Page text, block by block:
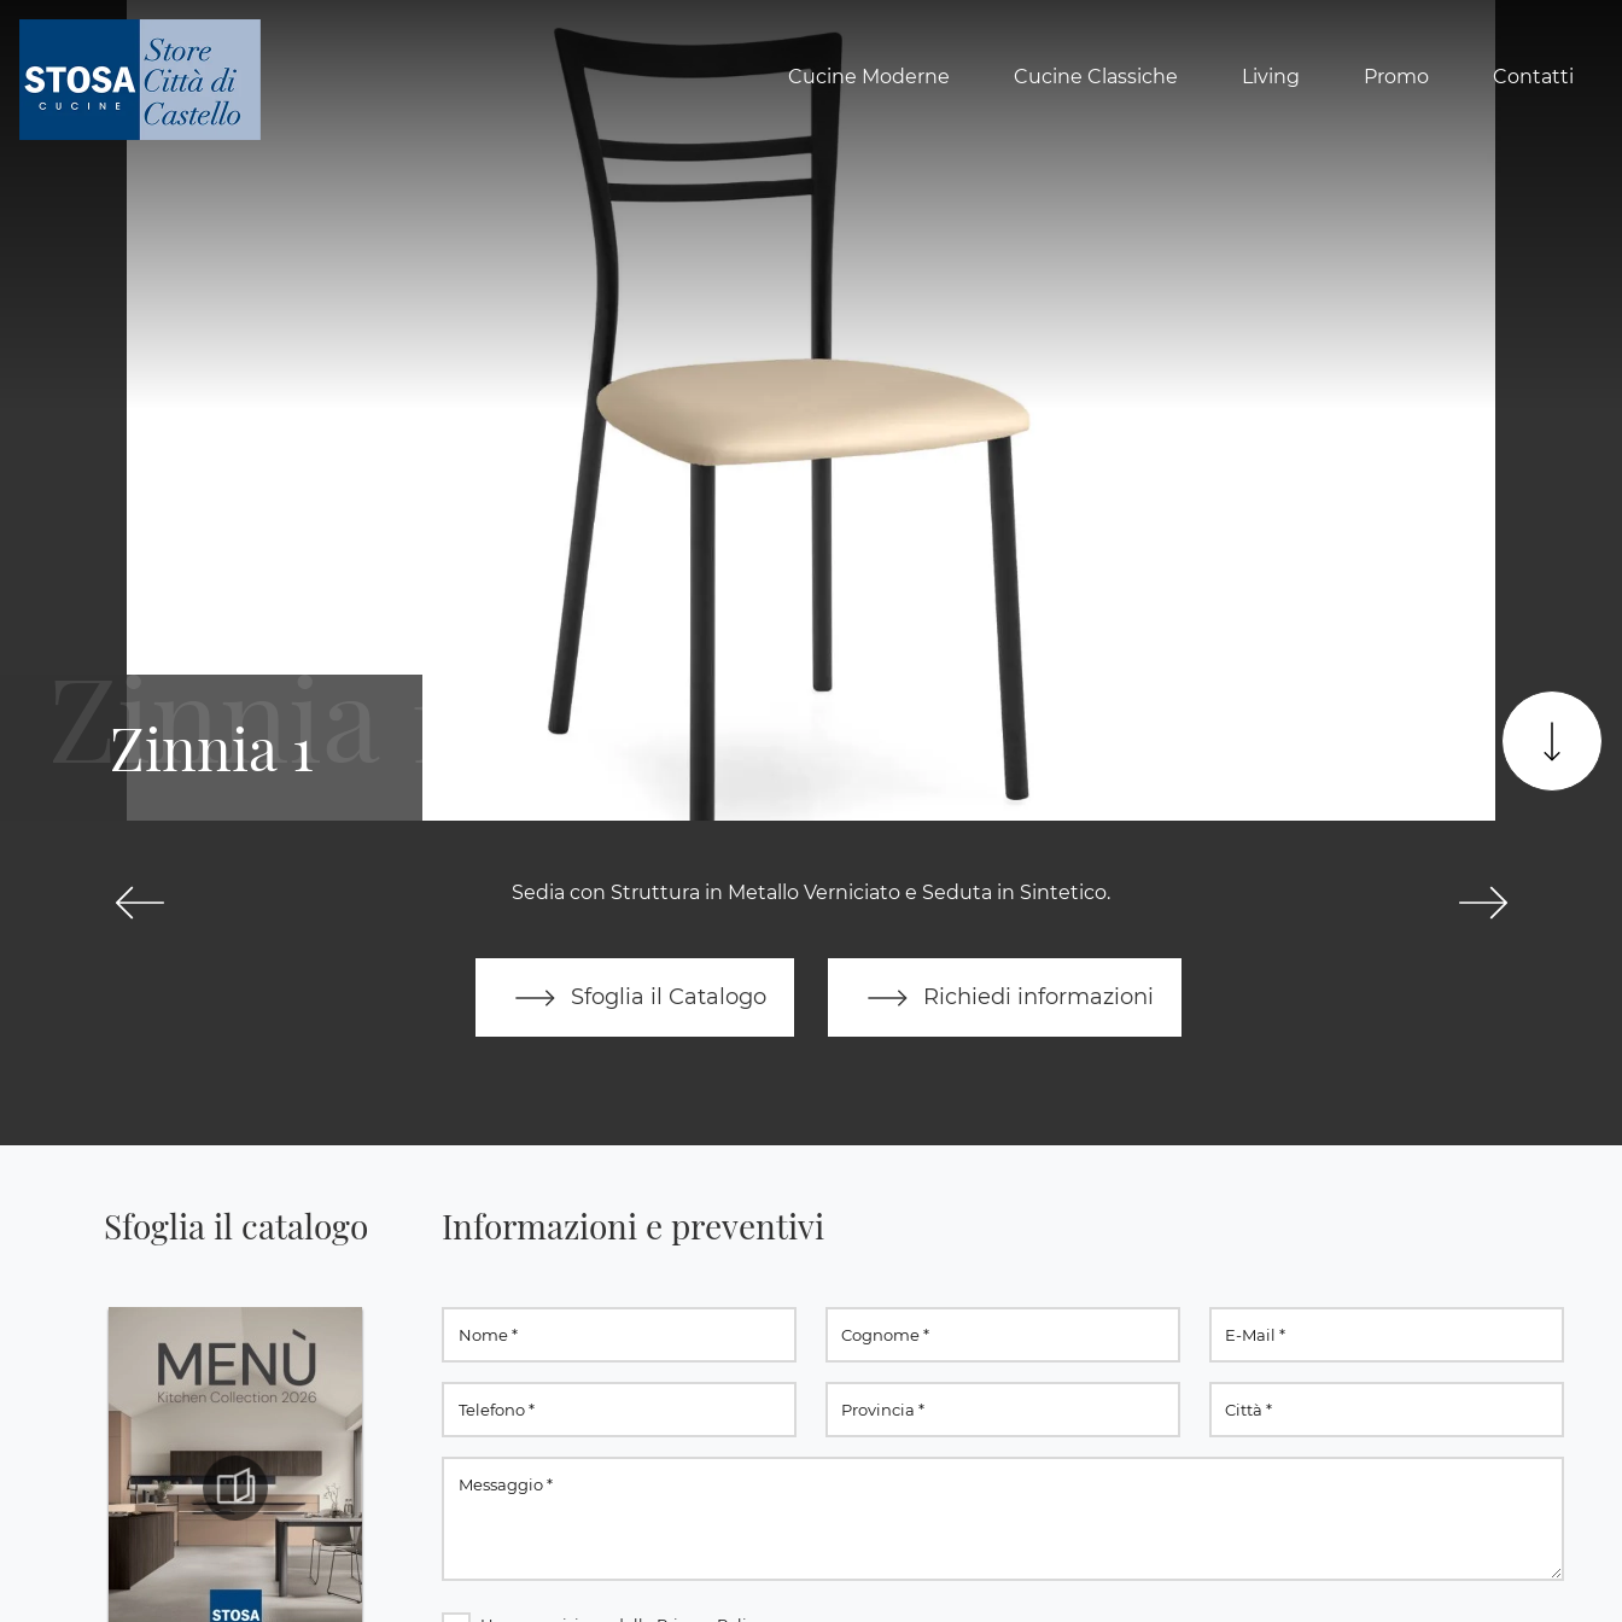
Cucine Moderne Cucine Classiche Living Promo Contatti
Sedia con Struttura in Metallo Verniciato e Seduta in Sintetico.
Sfoglia il Catalogo Richiedi informazioni
Zinnia 1
Sfoglia il catalogo Informazioni e preventivi